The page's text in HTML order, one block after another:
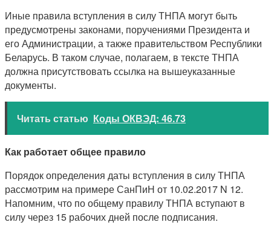
Иные правила вступления в силу ТНПА могут быть
предусмотрены законами, поручениями Президента и
его Администрации, а также правительством Республики
Беларусь. В таком случае, полагаем, в тексте ТНПА
должна присутствовать ссылка на вышеуказанные
документы.
Читать статью Коды ОКВЭД: 46.73
Как работает общее правило
Порядок определения даты вступления в силу ТНПА
рассмотрим на примере СанПиН от 10.02.2017 N 12.
Напомним, что по общему правилу ТНПА вступают в
силу через 15 рабочих дней после подписания.